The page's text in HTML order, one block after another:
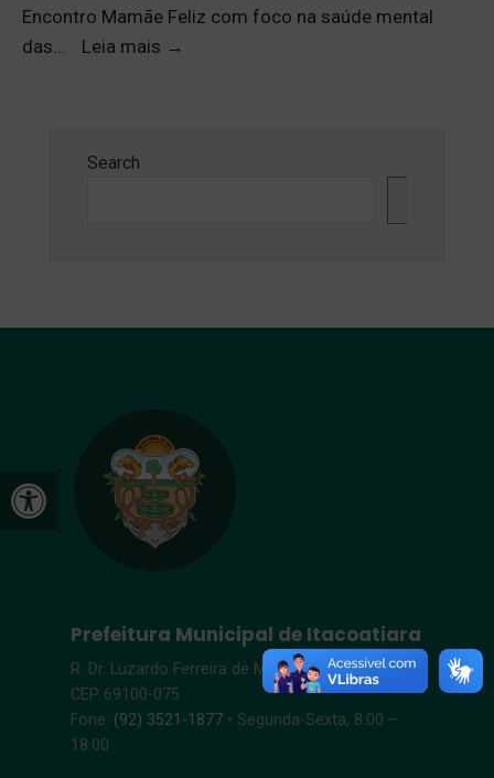
Open toolbar
Encontro Mamãe Feliz com foco na saúde mental
das... Leia mais →
Search
Prefeitura Municipal de Itacoatiara
R. Dr. Luzardo Ferreira de Melo, s/n – Centro |
CEP 69100-075
Fone: (92) 3521-1877 • Segunda-Sexta, 8:00 –
18:00